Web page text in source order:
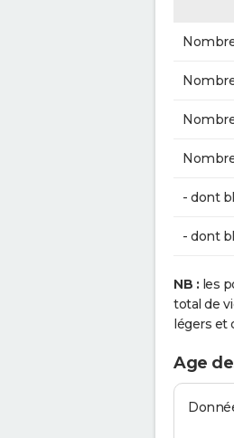
- dont
- dont
NB : les
total de
légers et
Age